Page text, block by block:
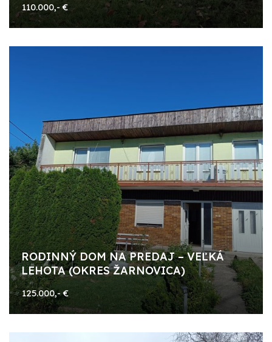
110.000,- €
RODINNÝ DOM NA PREDAJ – VEĽKÁ
LEHOTA (OKRES ŽARNOVICA)
125.000,- €